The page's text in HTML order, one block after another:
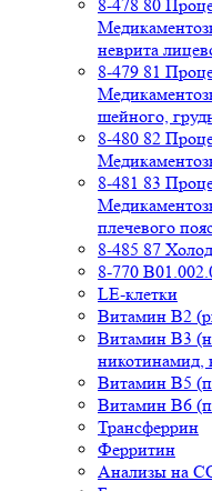
8-478 80
неврита
8-479 81
шейного,
8-480 82
8-481 83
плечевого
8-485 87
8-770
LE-клетки
Витамин В2
Витамин В3
никотинамид,
Витамин В5
Витамин В6
Трансферрин
Ферритин
Анализы на